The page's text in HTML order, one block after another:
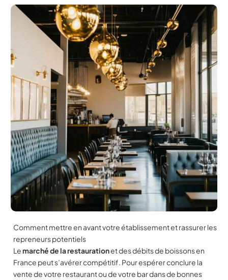
Comment mettre en avant votre établissement et rassurer les
repreneurs potentiels
Lemarché de la restaurationet des débits de boissons en
France peut s’avérer compétitif. Pour espérer conclure la
vente de votre restaurant ou de votre bar dans de bonnes